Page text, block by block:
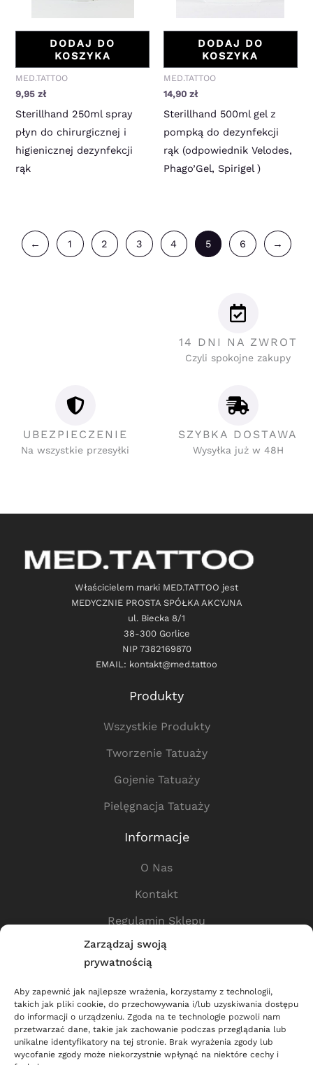
Zarządzaj swoją
prywatnością
Aby zapewnić jak najlepsze wrażenia, korzystamy z technologii,
takich jak pliki cookie, do przechowywania i/lub uzyskiwania dostępu
do informacji o urządzeniu. Zgoda na te technologie pozwoli nam
przetwarzać dane, takie jak zachowanie podczas przeglądania lub
unikalne identyfikatory na tej stronie. Brak wyrażenia zgody lub
wycofanie zgody może niekorzystnie wpłynąć na niektóre cechy i
DODAJ DO
KOSZYKA
MED.TATTOO
9,95zł
Sterillhand 250ml spray
płyn do chirurgicznej i
higienicznej dezynfekcji
rąk
DODAJ DO
KOSZYKA
MED.TATTOO
14,90 zł
Sterillhand 500ml gel z
pompką do dezynfekcji
rąk (odpowiednik Velodes,
Phago’Gel, Spirigel )
← 1 2 3 4 5 6 →
14 DNI NA ZWROT
Czyli spokojne zakupy
UBEZPIECZENIE
Na wszystkie przesyłki
SZYBKA DOSTAWA
Wysyłka już w 48H
Właścicielem marki MED.TATTOO jest
MEDYCZNIE PROSTA SPÓŁKA AKCYJNA
ul. Biecka 8/1
38-300 Gorlice
NIP 7382169870
EMAIL: kontakt@med.tattoo
Produkty
Wszystkie Produkty
Tworzenie Tatuaży
Gojenie Tatuaży
Pielęgnacja Tatuaży
Informacje
O Nas
Kontakt
Regulamin Sklepu
Polityka Prywatności
Sklep
Dostawa
Dla Partnerów